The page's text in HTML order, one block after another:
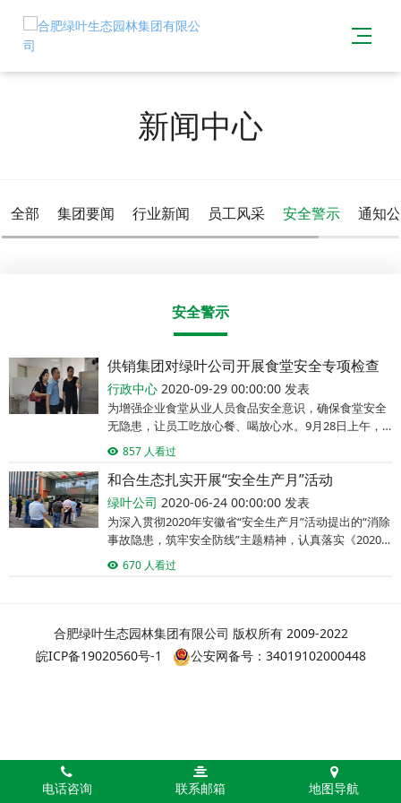
新闻中心
全部 集团要闻 行业新闻 员工风采 安全警示 通知
安全警示
供销集团对绿叶公司开展食堂安全专项检查
行政中心 2020-09-29 00:00:00 发表
为增强企业食堂从业人员食品安全意识，确保食堂安全
无隐患，让员工吃放心餐、喝放心水。9月28日上午，
省供销集团办公室经理助理焦华林等一行三人，来到绿
叶公司，开展食堂安全专项检查。绿叶公司董事长李方
敏陪同检查。检查人员认真听取了公司的汇报，公司高
度重视食堂建设，积极推行食堂精细化管理，创建绿色
厨房，安全食堂。一是加强宣传教育。在食堂内外张贴
宣传画和标语，让安全和勤俭节约意识深入人心，杜绝
隐患和“跑、冒
857 人看过
和合生态扎实开展“安全生产月”活动
绿叶公司 2020-06-24 00:00:00 发表
为深入贯彻2020年安徽省“安全生产月”活动提出的“消除
事故隐患，筑牢安全防线”主题精神，认真落实《2020
年安徽省供销集团“安全生产月”和“安全生产江淮行”活
动方案》文件精神。安徽和合生态农业股份有限公司结
和部分员工在绿叶公司参加了“安全生产月”和“安全生产
江淮行”活动启动仪式及专题会议。会上，与会人
670 人看过
合肥绿叶生态园林集团有限公司 版权所有 2009-2022
皖ICP备19020560号-1
公安网备号：34019102000448
电话咨询 联系邮箱 地图导航